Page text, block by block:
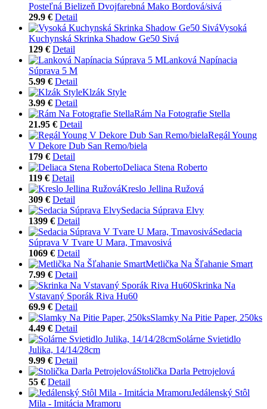
Posteľná Bielizeň Dvojfarebná Mako Bordová/sivá
29.9 € Detail
Vysoká
Kuchynská Skrinka Shadow Ge50 Sivá
129 € Detail
Lanková Napínacia
Súprava 5 M
5.99 € Detail
Klzák Style
3.99 € Detail
Rám Na Fotografie Stella
21.95 € Detail
Regál Young
V Dekore Dub San Remo/biela
179 € Detail
Deliaca Stena Roberto
119 € Detail
Kreslo Jellina Ružová
309 € Detail
Sedacia Súprava Elvy
1399 € Detail
Sedacia
Súprava V Tvare U Mara, Tmavosivá
1069 € Detail
Metlička Na Šľahanie Smart
7.99 € Detail
Skrinka Na
Vstavaný Sporák Riva Hu60
69.9 € Detail
Slamky Na Pitie Paper, 250ks
4.49 € Detail
Solárne Svietidlo
Julika, 14/14/28cm
9.99 € Detail
Stolička Darla Petrojelová
55 € Detail
Jedálenský Stôl
Mila - Imitácia Mramoru